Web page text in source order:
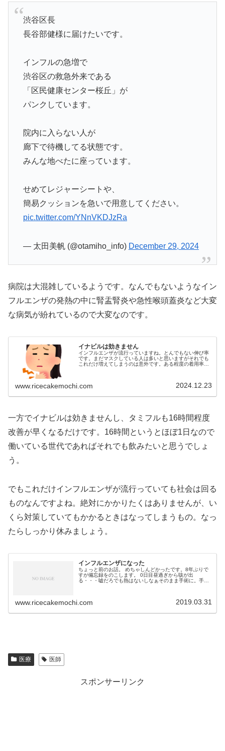
渋谷区長
長谷部健様に届けたいです。
インフルの急増で
渋谷区の救急外来である
「区民健康センター桜丘」が
パンクしています。
院内に入らない人が
廊下で待機してる状態です。
みんな地べたに座っています。
せめてレジャーシートや、
簡易クッションを急いで用意してください。
pic.twitter.com/YNnVKDJzRa
— 太田美帆 (@otamiho_info) December 29, 2024
病院は大混雑しているようです。なんでもないようなイン
フルエンザの発熱の中に腎盂腎炎や急性喉頭蓋炎など大変
な病気が紛れているので大変なのです。
イナビルは効きません
インフルエンザが流行っていますね。とんでもない伸び率
です。まだマスクしている人は多いと思いますがそれでも
これだけ増えてしまうのは意外です。ある程度の着用率が
www.ricecakemochi.com 2024.12.23
一方でイナビルは効きませんし、タミフルも16時間程度
改善が早くなるだけです。16時間というとほぼ1日なので
働いている世代であればそれでも飲みたいと思うでしょ
う。
でもこれだけインフルエンザが流行っていても社会は回る
ものなんですよね。絶対にかかりたくはありませんが、い
くら対策していてもかかるときはなってしまうもの。なっ
たらしっかり休みましょう。
インフルエンザになった
ちょっと前のお話。 めちゃしんどかったです。8年ぶりで
すが備忘録をのこします。 0日目昼過ぎから咳が出
る・・・嘘だろでも熱はないしなぁそのまま手術に。手術
www.ricecakemochi.com 2019.03.31
医療 医師
スポンサーリンク